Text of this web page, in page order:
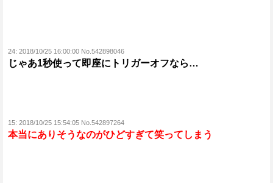
24: 2018/10/25 16:00:00 No.542898046
じゃあ1秒使って即座にトリガーオフなら…
15: 2018/10/25 15:54:05 No.542897264
本当にありそうなのがひどすぎて笑ってしまう